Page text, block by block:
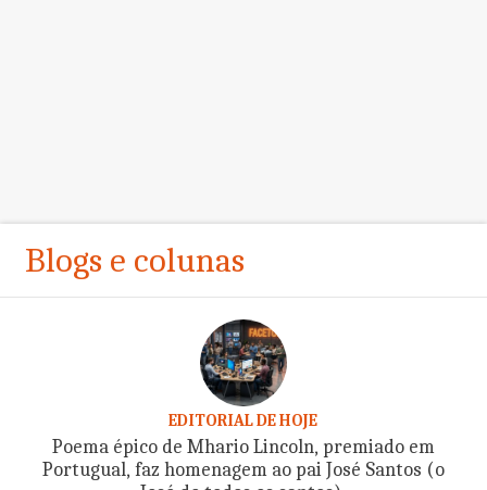
Blogs e colunas
EDITORIAL DE HOJE
Poema épico de Mhario Lincoln, premiado em
Portugual, faz homenagem ao pai José Santos (o